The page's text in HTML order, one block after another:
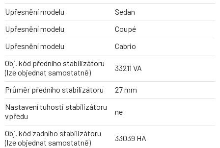
Upřesnění modelu
Sedan
Upřesnění modelu
Coupé
Upřesnění modelu
Cabrio
Obj. kód předního stabilizátoru
(lze objednat samostatně)
33211 VA
Průměr předního stabilizátoru
27 mm
Nastavení tuhosti stabilizátoru
vpředu
ne
Obj. kód zadního stabilizátoru
(lze objednat samostatně)
33039 HA